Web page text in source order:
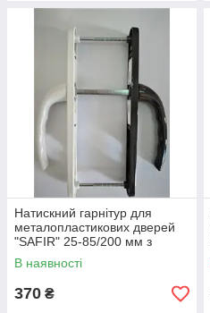
Натискний гарнітур для
металопластикових дверей
"SAFIR" 25-85/200 мм з
пружиною біло-коричневий
В наявності
370 ₴